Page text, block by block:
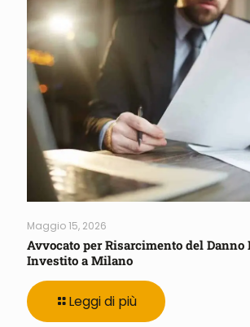
Maggio 15, 2026
Avvocato per Risarcimento del Danno
Investito a Milano
Leggi di più